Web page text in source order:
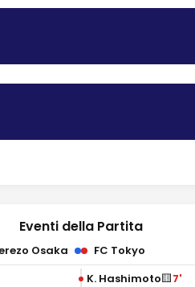
Eventi della Partita
Osaka
FC Tokyo
K. Hashimoto🟨7'